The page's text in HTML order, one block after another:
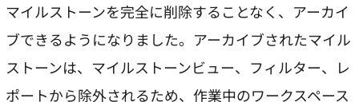
マイルストーンを完全に削除することなく、アーカイ
ブできるようになりました。アーカイブされたマイル
ストーンは、マイルストーンビュー、フィルター、レ
ポートから除外されるため、作業中のワークスペース